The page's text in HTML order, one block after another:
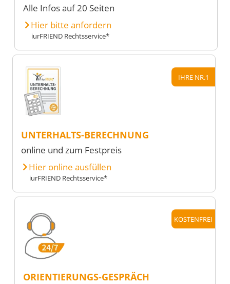
Alle Infos auf 20 Seiten
Hier bitte anfordern
iurFRIEND Rechtsservice*
IHRE NR.1
UNTERHALTS-BERECHNUNG
online und zum Festpreis
Hier online ausfüllen
iurFRIEND Rechtsservice*
KOSTENFREI
ORIENTIERUNGS-GESPRÄCH